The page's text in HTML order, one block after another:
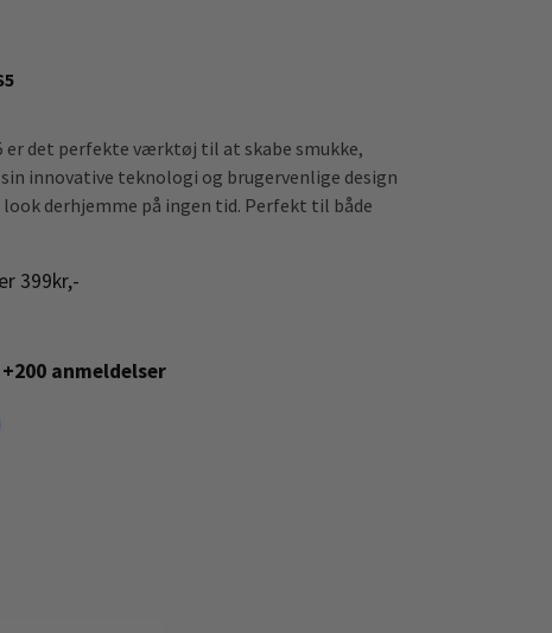
er det perfekte værktøj til at skabe smukke,
innovative teknologi og brugervenlige design
derhjemme på ingen tid. Perfekt til både
399kr,-
anmeldelser